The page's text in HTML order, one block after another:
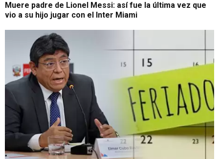
Muere padre de Lionel Messi: así fue la última vez que
vio a su hijo jugar con el Inter Miami